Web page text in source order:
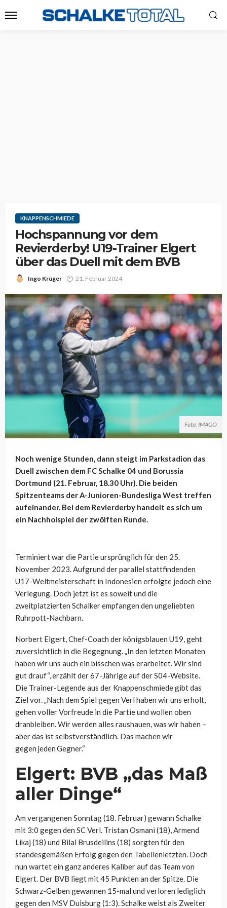
KNAPPENSCHMIEDE
Hochspannung vor dem
Revierderby! U19-Trainer Elgert
über das Duell mit dem BVB
Ingo Krüger 21. Februar 2024
Foto: IMAGO
Noch wenige Stunden, dann steigt im Parkstadion das
Duell zwischen dem FC Schalke 04 und Borussia
Dortmund (21. Februar, 18.30 Uhr). Die beiden
Spitzenteams der A-Junioren-Bundesliga West treffen
aufeinander. Bei dem Revierderby handelt es sich um
ein Nachholspiel der zwölften Runde.
Terminiert war die Partie ursprünglich für den 25.
November 2023. Aufgrund der parallel stattfindenden
U17-Weltmeisterschaft in Indonesien erfolgte jedoch eine
Verlegung. Doch jetzt ist es soweit und die
zweitplatzierten Schalker empfangen den ungeliebten
Ruhrpott-Nachbarn.
Norbert Elgert, Chef-Coach der königsblauen U19, geht
zuversichtlich in die Begegnung. „In den letzten Monaten
haben wir uns auch ein bisschen was erarbeitet. Wir sind
gut drauf“, erzählt der 67-Jährige auf der S04-Website.
Die Trainer-Legende aus der Knappenschmiede gibt das
Ziel vor. „Nach dem Spiel gegen Verl haben wir uns erholt,
gehen voller Vorfreude in die Partie und wollen oben
dranbleiben. Wir werden alles raushauen, was wir haben –
aber das ist selbstverständlich. Das machen wir
gegen jeden Gegner.“
Elgert: BVB „das Maß
aller Dinge“
Am vergangenen Sonntag (18. Februar) gewann Schalke
mit 3:0 gegen den SC Verl. Tristan Osmani (18), Armend
Likaj (18) und Bilal Brusdeilins (18) sorgten für den
standesgemäßen Erfolg gegen den Tabellenletzten. Doch
nun wartet ein ganz anderes Kaliber auf das Team von
Elgert. Der BVB liegt mit 45 Punkten an der Spitze. Die
Schwarz-Gelben gewannen 15-mal und verloren lediglich
gegen den MSV Duisburg (1:3). Schalke weist als Zweiter